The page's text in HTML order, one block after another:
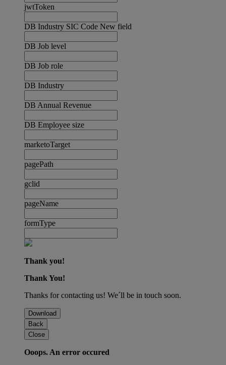
jwtToken
DB Industry SIC Code New field
DB Job level
DB Job role
DB Industry
DB Annual Revenue
DB Employee size
marketoTarget
pagePath
gclid
pageName
formType
Thank you!
Thank You!
Thanks for contacting us! We´ll be in touch soon.
Download
Back
Close
Ooops. An error occured